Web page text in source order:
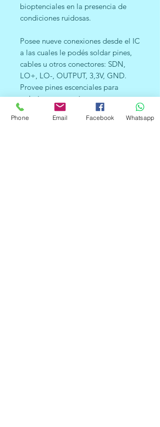
bioptenciales en la presencia de
condiciones ruidosas.
Posee nueve conexiones desde el IC
a las cuales le podés soldar pines,
cables u otros conectores: SDN,
LO+, LO-, OUTPUT, 3,3V, GND.
Provee pines escenciales para
trabajar este monitor con un
Arduino u otra placa de desarrollo.
Tambien pines RA (Brazo Derecho),
Phone Email Facebook Whatsapp